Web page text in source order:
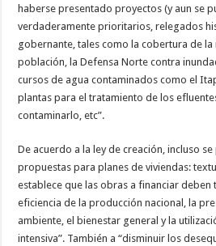
haberse presentado proyectos (y aun se
verdaderamente prioritarios, relegados
gobernante, tales como la cobertura de la
población, la Defensa Norte contra
cursos de agua contaminados como el
plantas para el tratamiento de los
contaminarlo, etc”.
De acuerdo a la ley de creación, incluso
propuestas para planes de viviendas:
establece que las obras a financiar deben
eficiencia de la producción nacional, la
ambiente, el bienestar general y la
intensiva”. También a “disminuir los